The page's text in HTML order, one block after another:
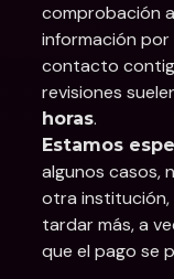
comprobación
información
contacto
revisiones
horas.
Estamos
algunos casos,
otra institución,
tardar más, a
que el pago se